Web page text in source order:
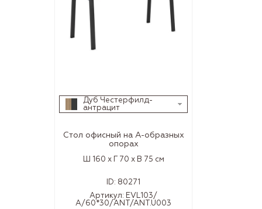
Дуб Честерфилд-
антрацит
Стол офисный на А-образных
опорах
Ш 160 x Г 70 x В 75 см
ID: 80271
Артикул: EVL103/
А/60*30/ANT/ANT.U003